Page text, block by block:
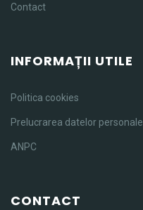
Contact
INFORMAȚII UTILE
Politica cookies
Prelucrarea datelor personale
ANPC
CONTACT